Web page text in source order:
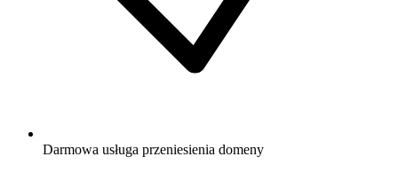
Darmowa usługa przeniesienia domeny